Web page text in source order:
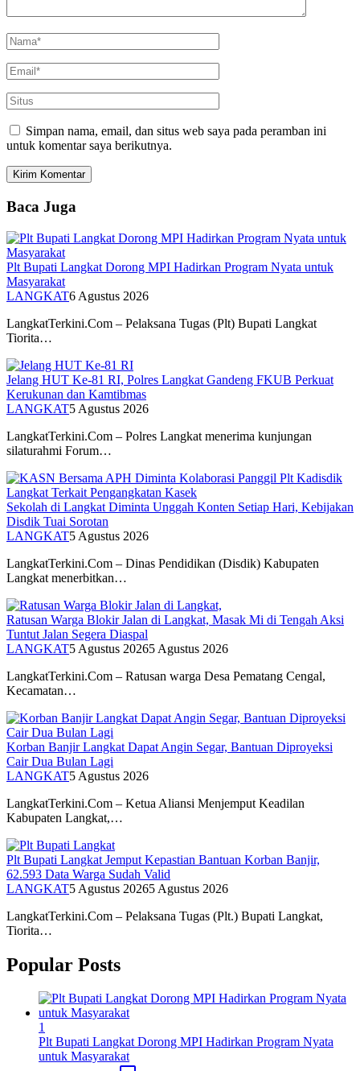
Simpan nama, email, dan situs web saya pada peramban ini
untuk komentar saya berikutnya.
Baca Juga
Plt Bupati Langkat Dorong MPI Hadirkan Program Nyata untuk
Masyarakat
LANGKAT6 Agustus 2026
LangkatTerkini.Com – Pelaksana Tugas (Plt) Bupati Langkat
Tiorita…
Jelang HUT Ke-81 RI, Polres Langkat Gandeng FKUB Perkuat
Kerukunan dan Kamtibmas
LANGKAT5 Agustus 2026
LangkatTerkini.Com – Polres Langkat menerima kunjungan
silaturahmi Forum…
Sekolah di Langkat Diminta Unggah Konten Setiap Hari, Kebijakan
Disdik Tuai Sorotan
LANGKAT5 Agustus 2026
LangkatTerkini.Com – Dinas Pendidikan (Disdik) Kabupaten
Langkat menerbitkan…
Ratusan Warga Blokir Jalan di Langkat, Masak Mi di Tengah Aksi
Tuntut Jalan Segera Diaspal
LANGKAT5 Agustus 20265 Agustus 2026
LangkatTerkini.Com – Ratusan warga Desa Pematang Cengal,
Kecamatan…
Korban Banjir Langkat Dapat Angin Segar, Bantuan Diproyeksi
Cair Dua Bulan Lagi
LANGKAT5 Agustus 2026
LangkatTerkini.Com – Ketua Aliansi Menjemput Keadilan
Kabupaten Langkat,…
Plt Bupati Langkat Jemput Kepastian Bantuan Korban Banjir,
62.593 Data Warga Sudah Valid
LANGKAT5 Agustus 20265 Agustus 2026
LangkatTerkini.Com – Pelaksana Tugas (Plt.) Bupati Langkat,
Tiorita…
Popular Posts
1
Plt Bupati Langkat Dorong MPI Hadirkan Program Nyata
untuk Masyarakat